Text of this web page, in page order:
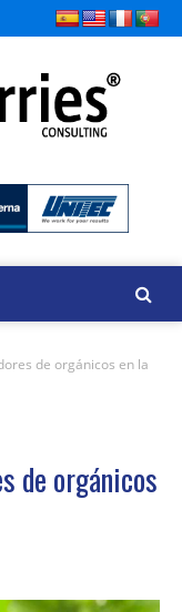
de orgánicos en la
de orgánicos